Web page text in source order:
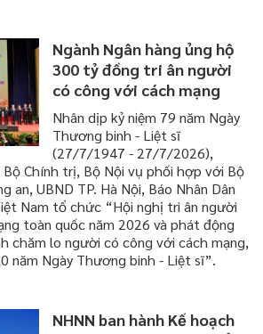
Ngành Ngân hàng ủng hộ
300 tỷ đồng tri ân người
có công với cách mạng
​​​​​​​Nhân dịp kỷ niệm 79 năm Ngày
Thương binh - Liệt sĩ
(27/7/1947 - 27/7/2026),
Chính trị, Bộ Nội vụ phối hợp với Bộ
an, UBND TP. Hà Nội, Báo Nhân Dân
Nam tổ chức “Hội nghị tri ân người
toàn quốc năm 2026 và phát động
chăm lo người có công với cách mạng,
năm Ngày Thương binh - Liệt sĩ”.
NHNN ban hành Kế hoạch